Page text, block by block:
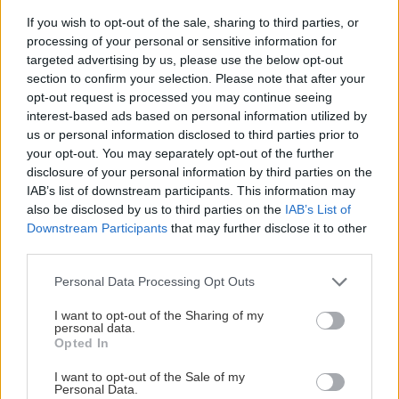
If you wish to opt-out of the sale, sharing to third parties, or
processing of your personal or sensitive information for
targeted advertising by us, please use the below opt-out
section to confirm your selection. Please note that after your
opt-out request is processed you may continue seeing
interest-based ads based on personal information utilized by
us or personal information disclosed to third parties prior to
your opt-out. You may separately opt-out of the further
disclosure of your personal information by third parties on the
IAB’s list of downstream participants. This information may
also be disclosed by us to third parties on the IAB’s List of
Downstream Participants that may further disclose it to other
Please note that this website/app uses one or more Google
not limited to your visit or usage behaviour. You may click to
grant or deny consent to Google and its third-party tags to
use your data for below specified purposes in below Google
consent section.
Personal Data Processing Opt Outs
I want to opt-out of the Sharing of my
personal data.
Opted In
I want to opt-out of the Sale of my
Personal Data.
Rekonštrukcia bytu
Rekonštrukciou na pasívny
štandard ušetríte peniaze
Stavebný materiál
Chceli by ste bývať v
pasívnom dome a platiť
mesačne iba 50 €?
Udržateľnosť doma aj na